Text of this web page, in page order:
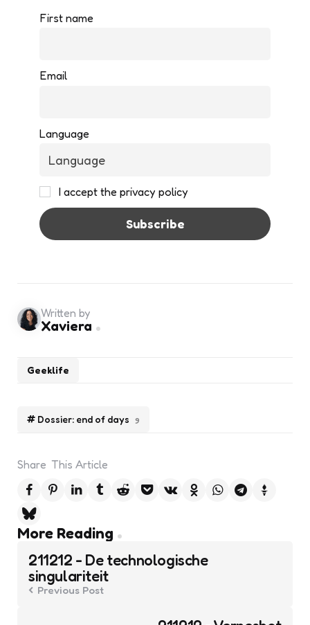
First name
Email
Language
I accept the privacy policy
Dossier: end of days 9
Geeklife
Written by
Xaviera
Share This Article
More Reading
Post
navigation
211212 - De technologische
singulariteit
Previous Post